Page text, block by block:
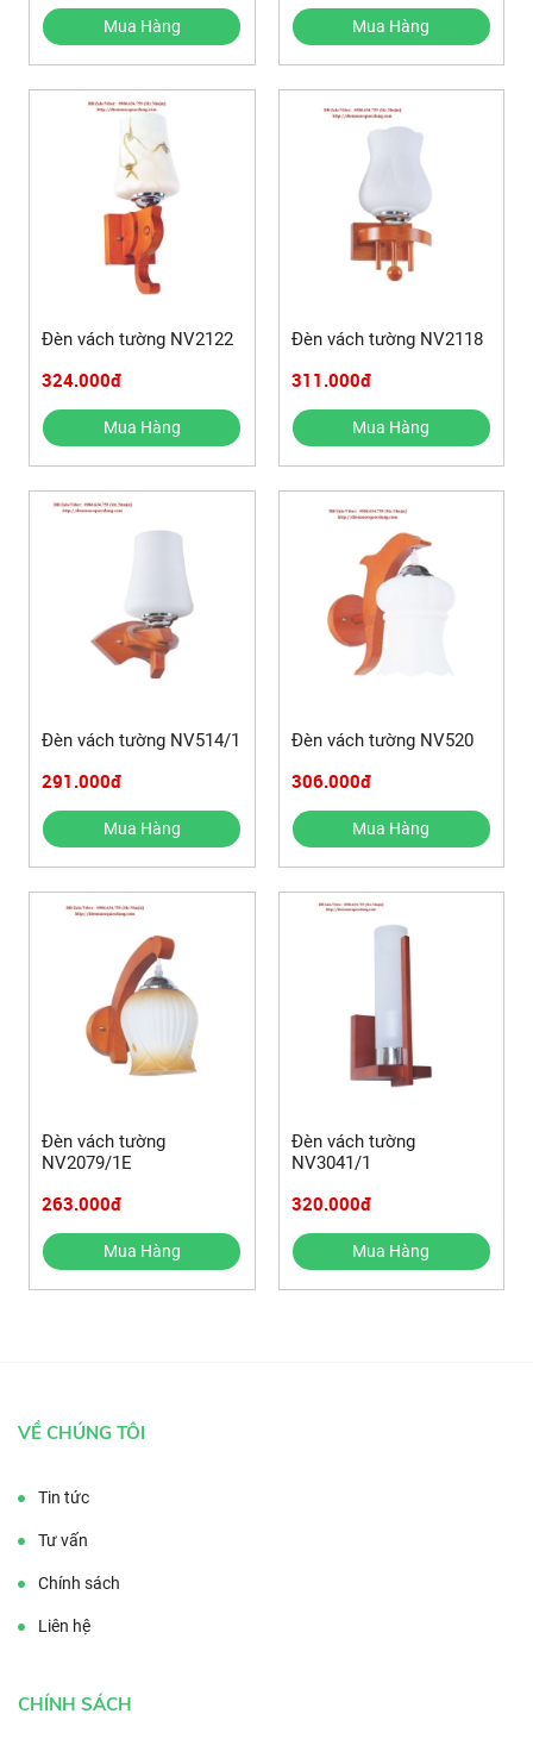
Mua Hàng Mua Hàng
Đèn vách tường NV2122
324.000đ
Mua Hàng
Đèn vách tường NV2118
311.000đ
Mua Hàng
Đèn vách tường NV514/1
291.000đ
Mua Hàng
Đèn vách tường NV520
306.000đ
Mua Hàng
Đèn vách tường
NV2079/1E
263.000đ
Mua Hàng
Đèn vách tường
NV3041/1
320.000đ
Mua Hàng
VỀ CHÚNG TÔI
Tin tức
Tư vấn
Chính sách
Liên hệ
CHÍNH SÁCH